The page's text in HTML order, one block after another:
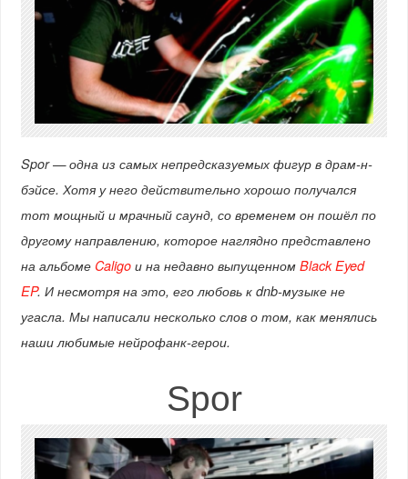
Spor — одна из самых непредсказуемых фигур в драм-н-
бэйсе. Хотя у него действительно хорошо получался
тот мощный и мрачный саунд, со временем он пошёл по
другому направлению, которое наглядно представлено
на альбоме Caligoи на недавно выпущенном Black Eyed
EP. И несмотря на это, его любовь к dnb-музыке не
угасла. Мы написали несколько слов о том, как менялись
наши любимые нейрофанк-герои.
Spor